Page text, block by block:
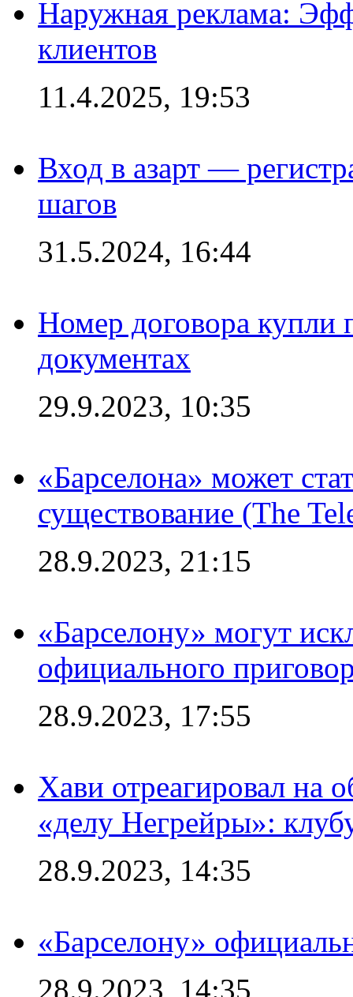
Наружная реклама:
клиентов
11.4.2025, 19:53
Вход в азарт —
шагов
31.5.2024, 16:44
Номер договора купли
документах
29.9.2023, 10:35
«Барселона» может
существование (The
28.9.2023, 21:15
«Барселону» могут
официального
28.9.2023, 17:55
Хави отреагировал на
«делу Негрейры»:
28.9.2023, 14:35
«Барселону»
28.9.2023, 14:35